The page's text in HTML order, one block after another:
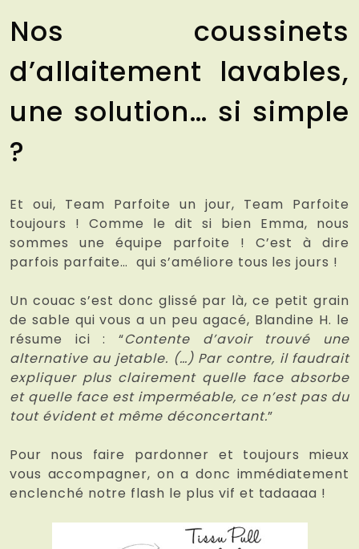
Nos coussinets
d’allaitement lavables,
une solution… si simple
?
Et oui, Team Parfoite un jour, Team Parfoite
toujours ! Comme le dit si bien Emma, nous
sommes une équipe parfoite ! C’est à dire
parfois parfaite… qui s’améliore tous les jours !
Un couac s’est donc glissé par là, ce petit grain
de sable qui vous a un peu agacé, Blandine H. le
résume ici : “Contente d’avoir trouvé une
alternative au jetable. (…) Par contre, il faudrait
expliquer plus clairement quelle face absorbe
et quelle face est imperméable, ce n’est pas du
tout évident et même déconcertant.”
Pour nous faire pardonner et toujours mieux
vous accompagner, on a donc immédiatement
enclenché notre flash le plus vif et tadaaaa !